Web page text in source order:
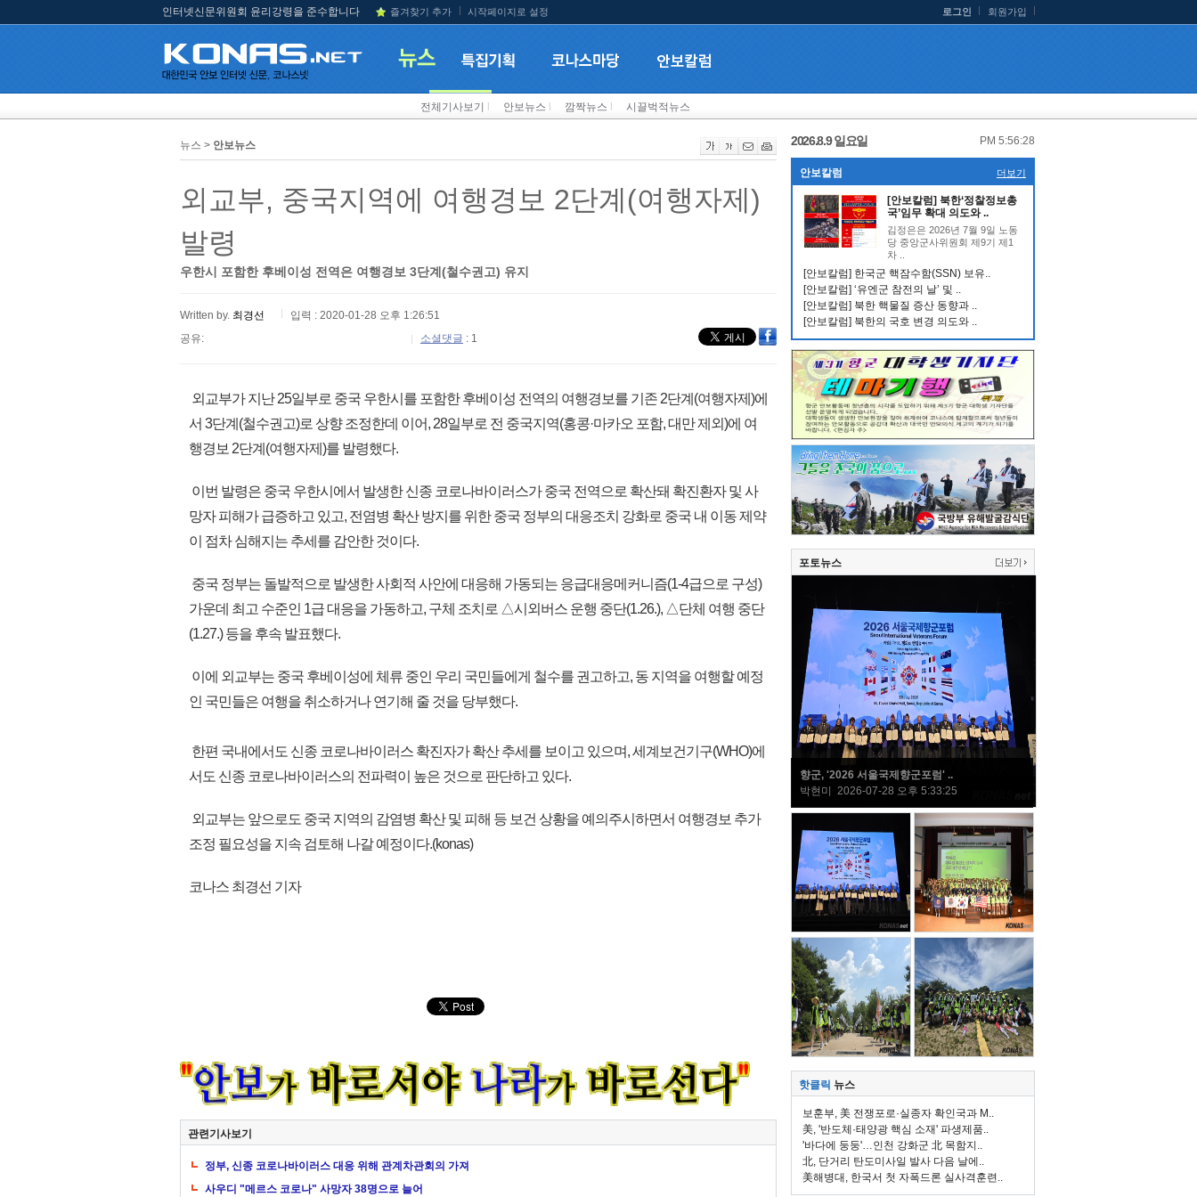
인터넷신문위원회 윤리강령을 준수합니다 즐겨찾기 추가 시작페이지로 설정 로그인 회원가입
전체기사보기 안보뉴스 깜짝뉴스 시끌벅적뉴스
뉴스 > 안보뉴스
외교부, 중국지역에 여행경보 2단계(여행자제)
발령
우한시 포함한 후베이성 전역은 여행경보 3단계(철수권고) 유지
Written by. 최경선
입력 : 2020-01-28 오후 1:26:51
공유:
소셜댓글 : 1
외교부가 지난 25일부로 중국 우한시를 포함한 후베이성 전역의 여행경보를 기존 2단계(여행자제)에
서 3단계(철수권고)로 상향 조정한데 이어, 28일부로 전 중국지역(홍콩·마카오 포함, 대만 제외)에 여
행경보 2단계(여행자제)를 발령했다.
이번 발령은 중국 우한시에서 발생한 신종 코로나바이러스가 중국 전역으로 확산돼 확진환자 및 사
망자 피해가 급증하고 있고, 전염병 확산 방지를 위한 중국 정부의 대응조치 강화로 중국 내 이동 제약
이 점차 심해지는 추세를 감안한 것이다.
중국 정부는 돌발적으로 발생한 사회적 사안에 대응해 가동되는 응급대응메커니즘(1-4급으로 구성)
가운데 최고 수준인 1급 대응을 가동하고, 구체 조치로 △시외버스 운행 중단(1.26.), △단체 여행 중단
(1.27.) 등을 후속 발표했다.
이에 외교부는 중국 후베이성에 체류 중인 우리 국민들에게 철수를 권고하고, 동 지역을 여행할 예정
인 국민들은 여행을 취소하거나 연기해 줄 것을 당부했다.
한편 국내에서도 신종 코로나바이러스 확진자가 확산 추세를 보이고 있으며, 세계보건기구(WHO)에
서도 신종 코로나바이러스의 전파력이 높은 것으로 판단하고 있다.
외교부는 앞으로도 중국 지역의 감염병 확산 및 피해 등 보건 상황을 예의주시하면서 여행경보 추가
조정 필요성을 지속 검토해 나갈 예정이다.(konas)
코나스 최경선 기자
관련기사보기
정부, 신종 코로나바이러스 대응 위해 관계차관회의 가져
사우디 "메르스 코로나" 사망자 38명으로 늘어
2026.8.9 일요일 PM 5:56:29
안보칼럼 더보기
[안보칼럼] 북한‘정찰정보총
국’임무 확대 의도와 ..
김정은은 2026년 7월 9일 노동
당 중앙군사위원회 제9기 제1
차 ..
[안보칼럼] 한국군 핵잠수함(SSN) 보유..
[안보칼럼] ‘유엔군 참전의 날’ 및 ..
[안보칼럼] 북한 핵물질 증산 동향과 ..
[안보칼럼] 북한의 국호 변경 의도와 ..
포토뉴스
향군, '2026 서울국제향군포럼' ..
박현미 2026-07-28 오후 5:33:25
핫클릭 뉴스
보훈부, 美 전쟁포로·실종자 확인국과 M..
美, '반도체·태양광 핵심 소재' 파생제품..
'바다에 둥둥'…인천 강화군 北 목함지..
北, 단거리 탄도미사일 발사 다음 날에..
美해병대, 한국서 첫 자폭드론 실사격훈련..